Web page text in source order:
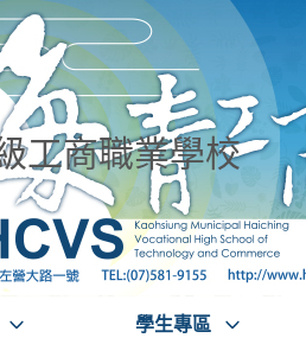
工商職業學校
學生專區